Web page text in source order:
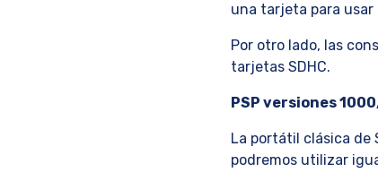
una tarjeta para usar
Por otro lado, las
tarjetas SDHC.
PSP versiones
La portátil clásica de
podremos utilizar